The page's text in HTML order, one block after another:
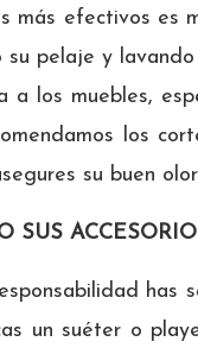
más efectivos es
su pelaje y
a los muebles,
los
su buen
SUS
has
un suéter o